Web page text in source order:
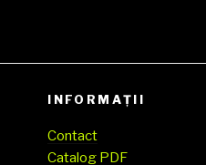
INFORMAȚII
Contact
Catalog PDF